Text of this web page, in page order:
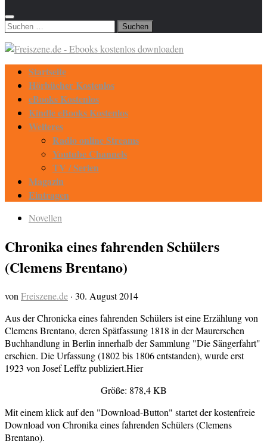
Suchen
Startseite
Hörbücher Kostenlos
eBooks Kostenlos
Kindle eBooks Kostenlos
Weiteres
Radio online Streams
Youtube Channels
TV / Serien
Magazin
Eintragen
Novellen
Chronika eines fahrenden Schülers
(Clemens Brentano)
von Freiszene.de · 30. August 2014
Aus der Chronicka eines fahrenden Schülers ist eine Erzählung von
Clemens Brentano, deren Spätfassung 1818 in der Maurerschen
Buchhandlung in Berlin innerhalb der Sammlung "Die Sängerfahrt"
erschien. Die Urfassung (1802 bis 1806 entstanden), wurde erst
1923 von Josef Lefftz publiziert.Hier
Größe: 878,4 KB
Mit einem klick auf den "Download-Button" startet der kostenfreie
Download von Chronika eines fahrenden Schülers (Clemens
Brentano).